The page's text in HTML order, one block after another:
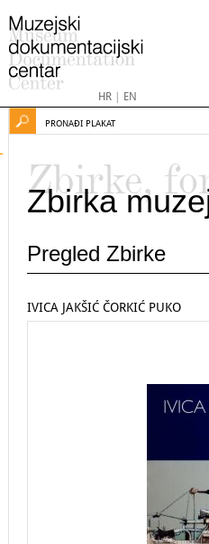
HR| EN
PRONAĐI PLAKAT
Zbirke,
Zbirka
Pregled Zbirke
IVICA JAKŠIĆ ČORKIĆ PUKO